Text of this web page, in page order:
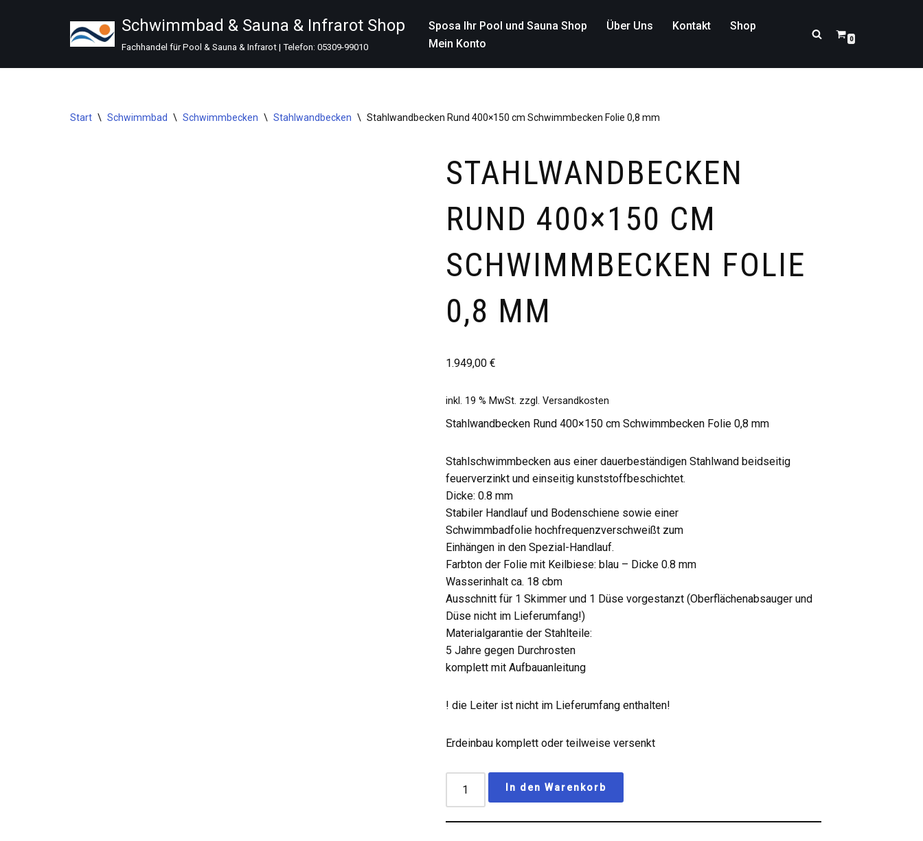
springen
Schwimmbad & Sauna & Infrarot Shop
Fachhandel für Pool & Sauna & Infrarot | Telefon: 05309-99010
Sposa Ihr Pool und Sauna Shop Über Uns Kontakt
Shop
Mein Konto
0
Start \ Schwimmbad \ Schwimmbecken \ Stahlwandbecken \ Stahlwandbecken Rund 400×150 cm Schwimmbecken Folie 0,8 mm
STAHLWANDBECKEN
RUND 400×150 CM
SCHWIMMBECKEN FOLIE
0,8 MM
1.949,00€
inkl. 19 % MwSt. zzgl.Versandkosten
Stahlwandbecken Rund 400×150 cm Schwimmbecken Folie 0,8 mm
Stahlschwimmbecken aus einer dauerbeständigen Stahlwand beidseitig
feuerverzinkt und einseitig kunststoffbeschichtet.
Dicke: 0.8 mm
Stabiler Handlauf und Bodenschiene sowie einer
Schwimmbadfolie hochfrequenzverschweißt zum
Einhängen in den Spezial-Handlauf.
Farbton der Folie mit Keilbiese: blau – Dicke 0.8 mm
Wasserinhalt ca. 18 cbm
Ausschnitt für 1 Skimmer und 1 Düse vorgestanzt (Oberflächenabsauger und
Düse nicht im Lieferumfang!)
Materialgarantie der Stahlteile:
5 Jahre gegen Durchrosten
komplett mit Aufbauanleitung
! die Leiter ist nicht im Lieferumfang enthalten!
Erdeinbau komplett oder teilweise versenkt
In den Warenkorb